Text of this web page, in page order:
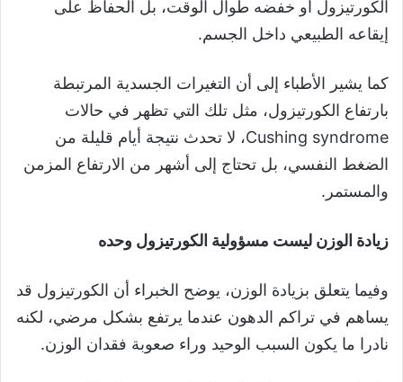
الكورتيزول أو خفضه طوال الوقت، بل الحفاظ على
إيقاعه الطبيعي داخل الجسم.
كما يشير الأطباء إلى أن التغيرات الجسدية المرتبطة
بارتفاع الكورتيزول، مثل تلك التي تظهر في حالات
Cushing syndrome، لا تحدث نتيجة أيام قليلة من
الضغط النفسي، بل تحتاج إلى أشهر من الارتفاع المزمن
والمستمر.
زيادة الوزن ليست مسؤولية الكورتيزول وحده
وفيما يتعلق بزيادة الوزن، يوضح الخبراء أن الكورتيزول قد
يساهم في تراكم الدهون عندما يرتفع بشكل مرضي، لكنه
نادرا ما يكون السبب الوحيد وراء صعوبة فقدان الوزن.